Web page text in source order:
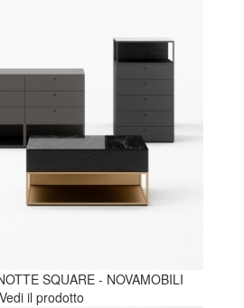
SQUARE - NOVAMOBILI
Vedi il prodotto